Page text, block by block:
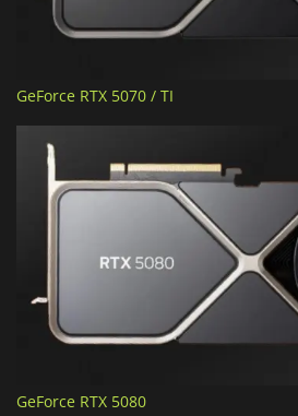
GeForce RTX 5070 / TI
GeForce RTX 5080